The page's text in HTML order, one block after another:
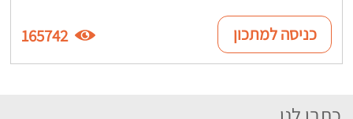
כניסה למתכון 165742